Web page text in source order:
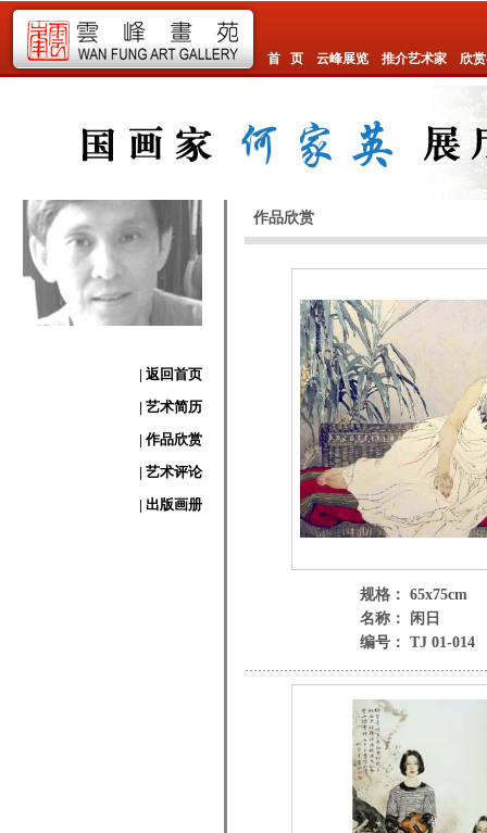
首 页 云峰展览 推介艺术家 欣
| 返回首页
| 艺术简历
| 作品欣赏
| 艺术评论
| 出版画册
作品欣赏
规格： 65x75cm
名称： 闲日
编号： TJ 01-014